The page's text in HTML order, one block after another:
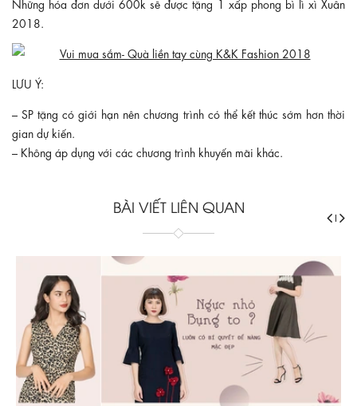
2018.
LƯU Ý:
– SP tặng có giới hạn nên chương trình có thể kết thúc sớm hơn thời
gian dự kiến.
– Không áp dụng với các chương trình khuyến mãi khác.
BÀI VIẾT LIÊN QUAN